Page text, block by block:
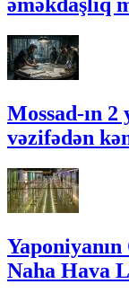
əməkdaşlıq
Mossad-ın
vəzifədən
Naha Hava